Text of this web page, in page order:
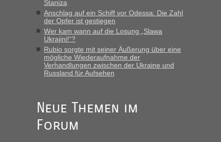
Berichte und Reisetipps • Re: An welchem
Grenzübergang zwischen Polen und der Ukraine geht es am
schnellsten?
„Wir sind mit unserem Wohnmobil, wie geplant am Montag
15.6. in Krakovets rüber. Sehr zeitig los gegen 5 Uhr in der
Früh. Mit sehr sehr wenig Verkehr, super bis zur Grenze. Nur
Berichte und Reisetipps • Re: An welchem
Grenzübergang zwischen Polen und der Ukraine geht es am
schnellsten?
Staniza
Anschlag auf ein Schiff vor Odessa: Die Zahl
der Opfer ist gestiegen
Wer kam wann auf die Losung „Slawa
Ukrajini!“?
Rubio sorgte mit seiner Äußerung über eine
mögliche Wiederaufnahme der
Verhandlungen zwischen der Ukraine und
Russland für Aufsehen
Neue Themen im
Forum